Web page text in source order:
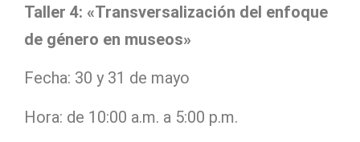
Taller 4: «Transversalización del enfoque
de género en museos»
Fecha: 30 y 31 de mayo
Hora: de 10:00 a.m. a 5:00 p.m.